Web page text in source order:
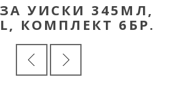
УИСКИ 345МЛ,
КОМПЛЕКТ 6БР.